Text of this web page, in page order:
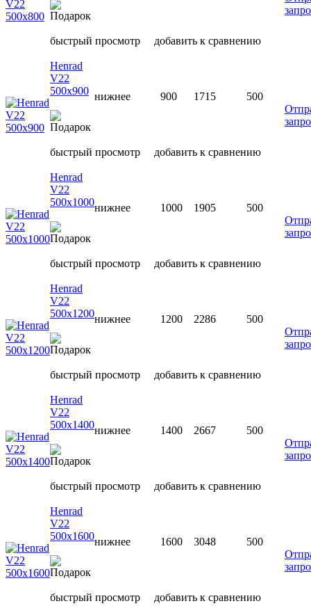
быстрый просмотр добавить к сравнению
Henrad
V22
500х900 нижнее 900 1715
500
быстрый просмотр добавить к сравнению
Henrad
V22
500х1000нижнее 1000 1905
500
быстрый просмотр добавить к сравнению
Henrad
V22
500х1200нижнее 1200 2286
500
быстрый просмотр добавить к сравнению
Henrad
V22
500х1400нижнее 1400 2667
500
быстрый просмотр добавить к сравнению
Henrad
V22
500х1600нижнее 1600 3048
500
быстрый просмотр добавить к сравнению